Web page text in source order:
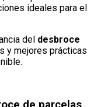
ideales para el
del desbroce
y mejores prácticas